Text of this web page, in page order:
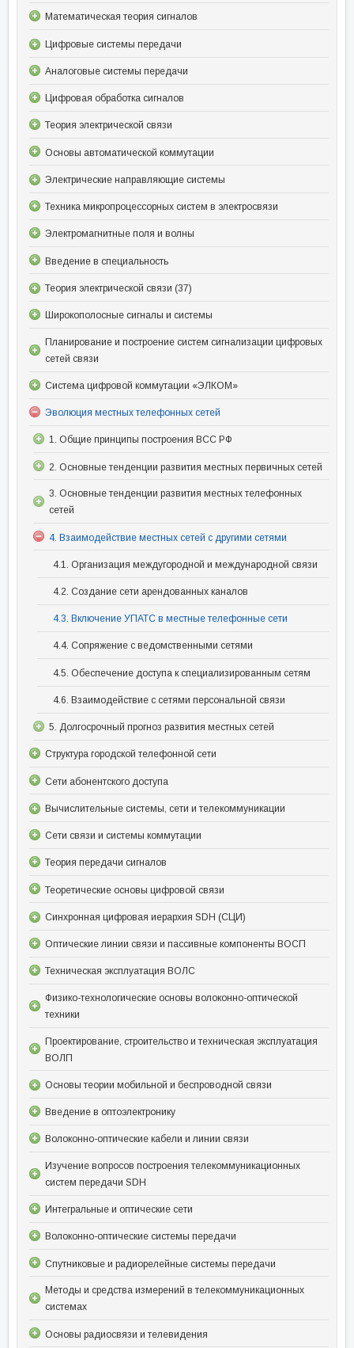
Математическая теория сигналов
Цифровые системы передачи
Аналоговые системы передачи
Цифровая обработка сигналов
Теория электрической связи
Основы автоматической коммутации
Электрические направляющие системы
Техника микропроцессорных систем в электросвязи
Электромагнитные поля и волны
Введение в специальность
Теория электрической связи (37)
Широкополосные сигналы и системы
Планирование и построение систем сигнализации цифровых
сетей связи
Система цифровой коммутации «ЭЛКОМ»
Эволюция местных телефонных сетей
1. Общие принципы построения ВСС РФ
2. Основные тенденции развития местных первичных сетей
3. Основные тенденции развития местных телефонных
сетей
4. Взаимодействие местных сетей с другими сетями
4.1. Организация междугородной и международной связи
4.2. Создание сети арендованных каналов
4.3. Включение УПАТС в местные телефонные сети
4.4. Сопряжение с ведомственными сетями
4.5. Обеспечение доступа к специализированным сетям
4.6. Взаимодействие с сетями персональной связи
5. Долгосрочный прогноз развития местных сетей
Структура городской телефонной сети
Сети абонентского доступа
Вычислительные системы, сети и телекоммуникации
Сети связи и системы коммутации
Теория передачи сигналов
Теоретические основы цифровой связи
Синхронная цифровая иерархия SDH (СЦИ)
Оптические линии связи и пассивные компоненты ВОСП
Техническая эксплуатация ВОЛС
Физико-технологические основы волоконно-оптической
техники
Проектирование, строительство и техническая эксплуатация
ВОЛП
Основы теории мобильной и беспроводной связи
Введение в оптоэлектронику
Волоконно-оптические кабели и линии связи
Изучение вопросов построения телекоммуникационных
систем передачи SDH
Интегральные и оптические сети
Волоконно-оптические системы передачи
Спутниковые и радиорелейные системы передачи
Методы и средства измерений в телекоммуникационных
системах
Основы радиосвязи и телевидения